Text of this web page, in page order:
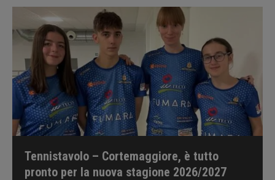
Tennistavolo – Cortemaggiore, è tutto
pronto per la nuova stagione 2026/2027